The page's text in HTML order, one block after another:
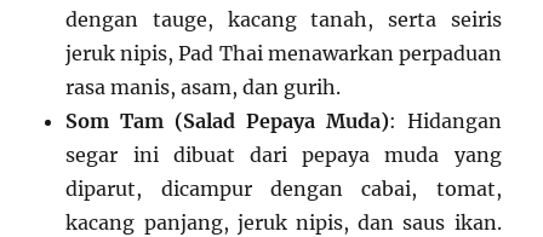
dengan tauge, kacang tanah, serta seiris
jeruk nipis, Pad Thai menawarkan perpaduan
rasa manis, asam, dan gurih.
Som Tam (Salad Pepaya Muda): Hidangan
segar ini dibuat dari pepaya muda yang
diparut, dicampur dengan cabai, tomat,
kacang panjang, jeruk nipis, dan saus ikan.